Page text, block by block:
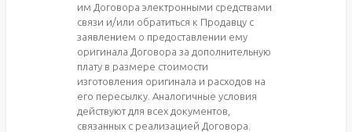
им Договора электронными средствами
связи и/или обратиться к Продавцу с
заявлением о предоставлении ему
оригинала Договора за дополнительную
плату в размере стоимости
изготовления оригинала и расходов на
его пересылку. Аналогичные условия
действуют для всех документов,
связанных с реализацией Договора.